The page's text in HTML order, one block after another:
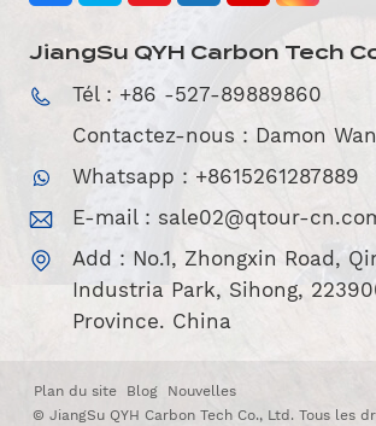
JiangSu QYH Carbon Tech
Tél : +86 -527-89889860
Contactez-nous : Damon
Whatsapp : +8615261287889
E-mail : sale02@qtour-
Add : No.1, Zhongxin Road,
Industria Park, Sihong,
Province. China
Plan du site Blog
Nouvelles
© JiangSu QYH Carbon Tech Co., Ltd. Tous les